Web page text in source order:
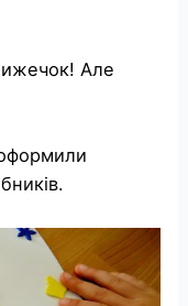
Але